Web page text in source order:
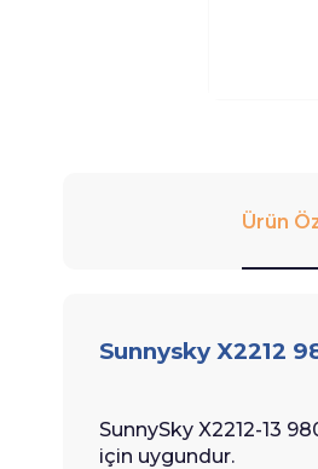
Ürün
Sunnysky X2212
SunnySky X2212-13
için uygundur.